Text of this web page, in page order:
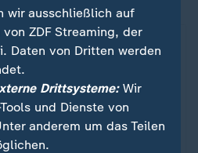
wir ausschließlich auf
ZDF Streaming, der
Daten von Dritten werden
Drittsysteme:Wir
und Dienste von
anderem um das Teilen